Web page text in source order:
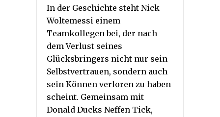
In der Geschichte steht Nick
Woltemessi einem
Teamkollegen bei, der nach
dem Verlust seines
Glücksbringers nicht nur sein
Selbstvertrauen, sondern auch
sein Können verloren zu haben
scheint. Gemeinsam mit
Donald Ducks Neffen Tick,